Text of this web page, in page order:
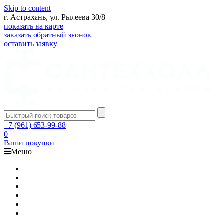
Skip to content
г. Астрахань, ул. Рылеева 30/8
показать на карте
заказать обратный звонок
оставить заявку
+7 (961) 653-99-88
0
Ваши покупки
Меню